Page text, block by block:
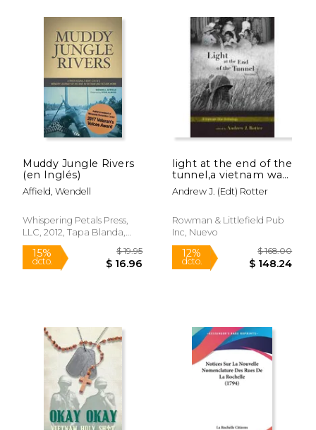
6%
dcto. $ 17.59
15%
dcto.
Muddy Jungle Rivers
(en Inglés)
Affield, Wendell
Whispering Petals Press,
LLC, 2012, Tapa Blanda,
Nuevo
light at the end of the
tunnel,a vietnam war
anthology
Andrew J. (edt) Rotter
Rowman & Littlefield Pub
Inc, Nuevo